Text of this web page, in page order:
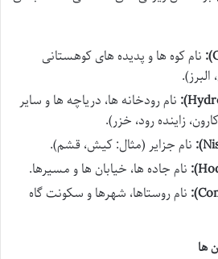
نام کوه ها و پدیده های کوهستانی
نام رودخانه ها، دریاچه ها و سایر
زاینده رود، خزر).
نام جزایر (مثال: کیش، قشم).
نام جاده ها، خیابان ها و مسیرها.
نام روستاها، شهرها و سکونت گاه
ها